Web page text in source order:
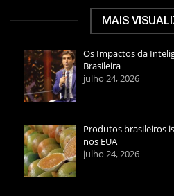
MAIS
Os Impactos da
Brasileira
julho 24, 2026
Produtos brasileiros
nos EUA
julho 24, 2026